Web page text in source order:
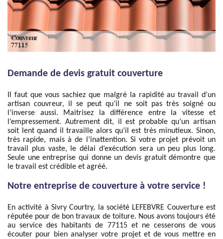
Demande de devis gratuit couverture
Il faut que vous sachiez que malgré la rapidité au travail d’un
artisan couvreur, il se peut qu’il ne soit pas très soigné ou
l’inverse aussi. Maitrisez la différence entre la vitesse et
l’empressement. Autrement dit, il est probable qu’un artisan
soit lent quand il travaille alors qu’il est très minutieux. Sinon,
très rapide, mais à de l’inattention. Si votre projet prévoit un
travail plus vaste, le délai d’exécution sera un peu plus long.
Seule une entreprise qui donne un devis gratuit démontre que
le travail est crédible et agréé.
Notre entreprise de couverture à votre service !
En activité à Sivry Courtry, la société LEFEBVRE Couverture est
réputée pour de bon travaux de toiture. Nous avons toujours été
au service des habitants de 77115 et ne cesserons de vous
écouter pour bien analyser votre projet et de vous mettre en